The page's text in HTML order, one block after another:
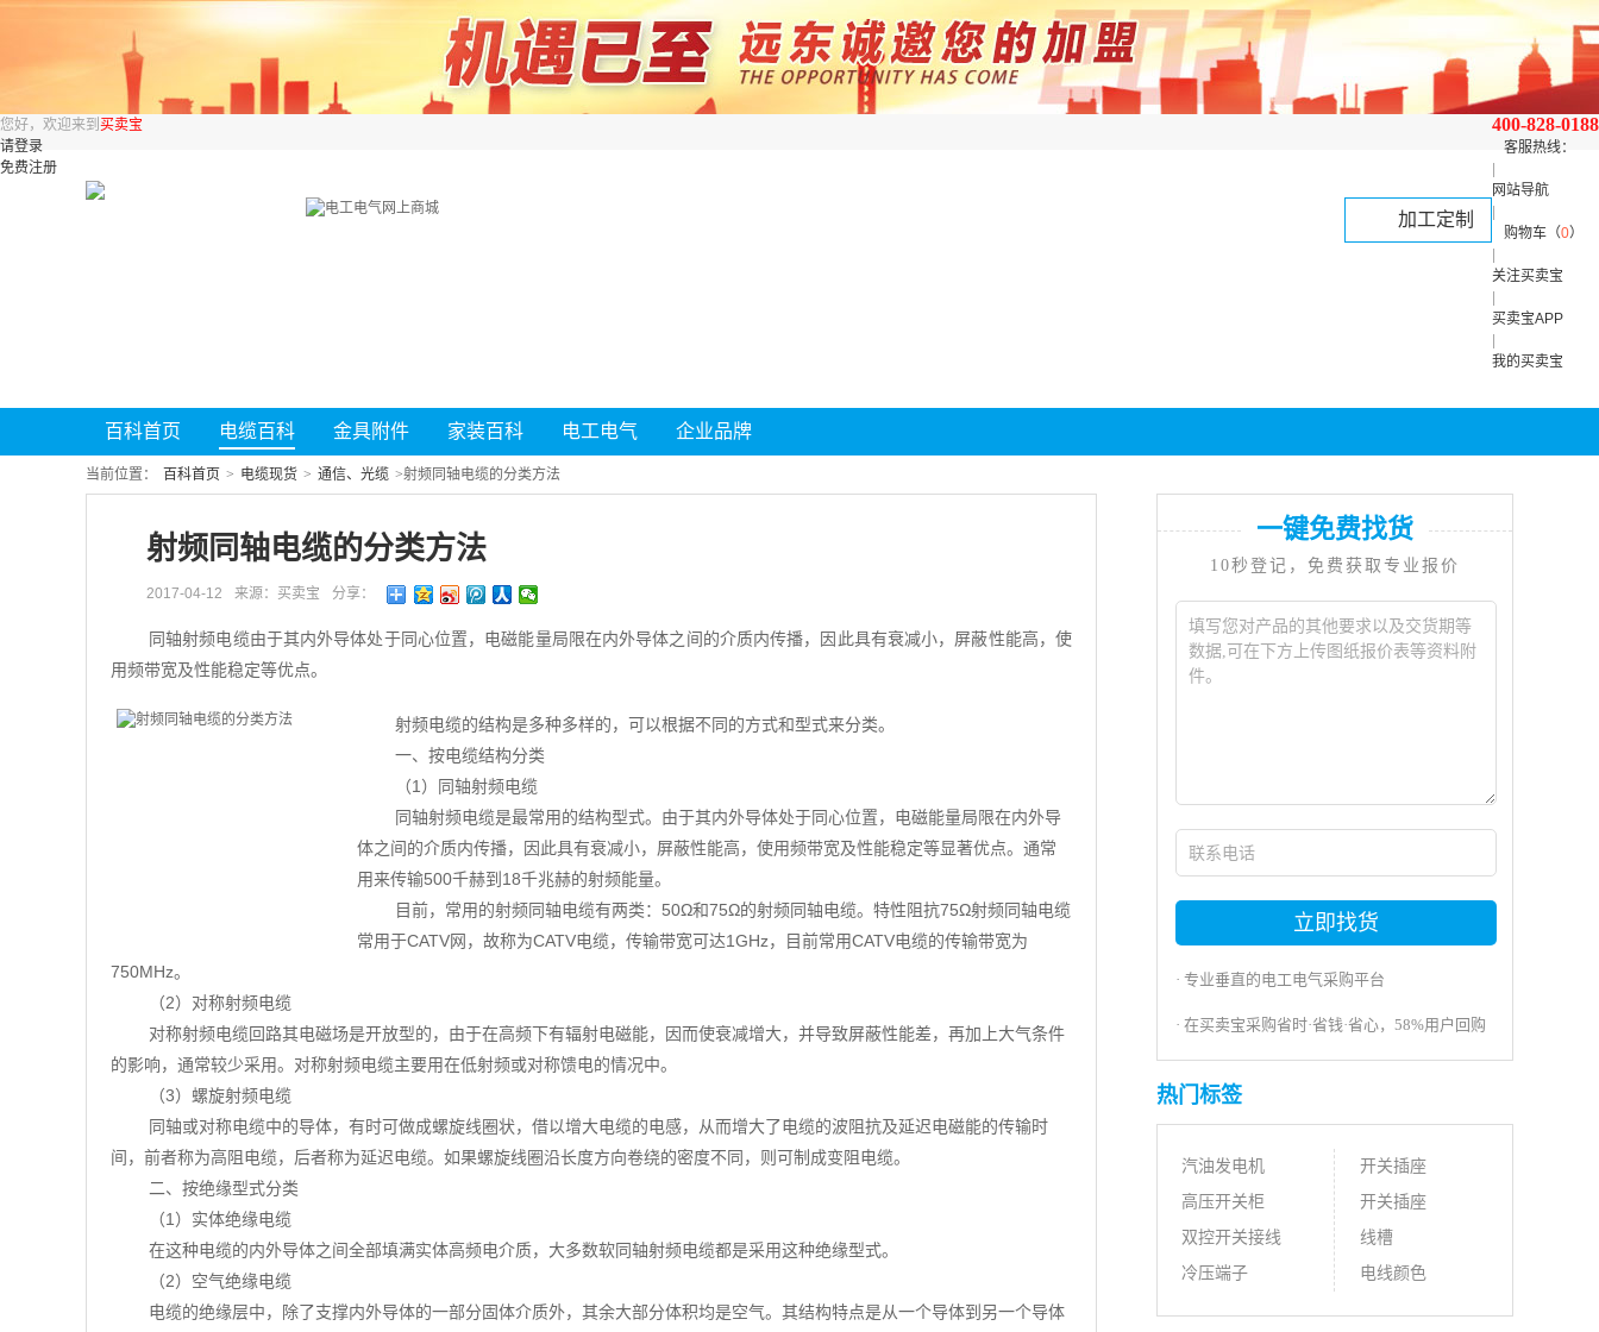
400-828-0188
客服热线：
网站导航
购物车（0）
关注买卖宝
买卖宝APP
我的买卖宝
您好，欢迎来到 买卖宝
请登录
免费注册
加工定制
百科首页 电缆百科 金具附件 家装百科 电工电气 企业品牌
当前位置： 百科首页 > 电缆现货 > 通信、光缆 >射频同轴电缆的分类方法
射频同轴电缆的分类方法
2017-04-12 来源：买卖宝 分享：
同轴射频电缆由于其内外导体处于同心位置，电磁能量局限在内外导体之间的介质内传播，因此具有衰减小，屏蔽性能高，使
用频带宽及性能稳定等优点。
射频电缆的结构是多种多样的，可以根据不同的方式和型式来分类。
一、按电缆结构分类
（1）同轴射频电缆
同轴射频电缆是最常用的结构型式。由于其内外导体处于同心位置，电磁能量局限在内外导
体之间的介质内传播，因此具有衰减小，屏蔽性能高，使用频带宽及性能稳定等显著优点。通常
用来传输500千赫到18千兆赫的射频能量。
目前，常用的射频同轴电缆有两类：50Ω和75Ω的射频同轴电缆。特性阻抗75Ω射频同轴电缆
常用于CATV网，故称为CATV电缆，传输带宽可达1GHz，目前常用CATV电缆的传输带宽为
750MHz。
（2）对称射频电缆
对称射频电缆回路其电磁场是开放型的，由于在高频下有辐射电磁能，因而使衰减增大，并导致屏蔽性能差，再加上大气条件
的影响，通常较少采用。对称射频电缆主要用在低射频或对称馈电的情况中。
（3）螺旋射频电缆
同轴或对称电缆中的导体，有时可做成螺旋线圈状，借以增大电缆的电感，从而增大了电缆的波阻抗及延迟电磁能的传输时
间，前者称为高阻电缆，后者称为延迟电缆。如果螺旋线圈沿长度方向卷绕的密度不同，则可制成变阻电缆。
二、按绝缘型式分类
（1）实体绝缘电缆
在这种电缆的内外导体之间全部填满实体高频电介质，大多数软同轴射频电缆都是采用这种绝缘型式。
（2）空气绝缘电缆
电缆的绝缘层中，除了支撑内外导体的一部分固体介质外，其余大部分体积均是空气。其结构特点是从一个导体到另一个导体
一键免费找货
10秒登记，免费获取专业报价
立即找货
· 专业垂直的电工电气采购平台
· 在买卖宝采购省时·省钱·省心，58%用户回购
热门标签
汽油发电机
高压开关柜
双控开关接线
冷压端子
开关插座
开关插座
线槽
电线颜色